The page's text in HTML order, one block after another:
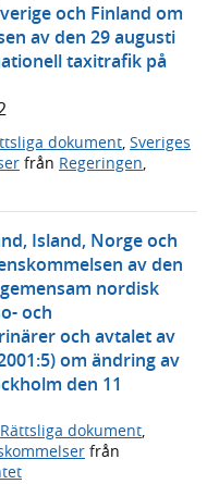
och Finland om
av den 29 augusti
taxitrafik på
dokument, Sveriges
från Regeringen,
Island, Norge och
av den
nordisk
och
och avtalet av
om ändring av
den 11
Rättsliga dokument,
från